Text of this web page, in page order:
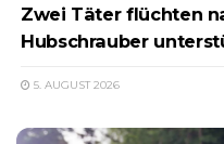
Zwei Täter flüchten
Hubschrauber
5. AUGUST 2026